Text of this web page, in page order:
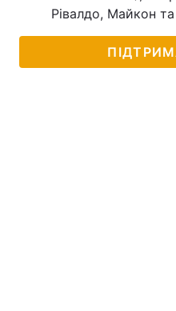
Рівалдо, Майкон та